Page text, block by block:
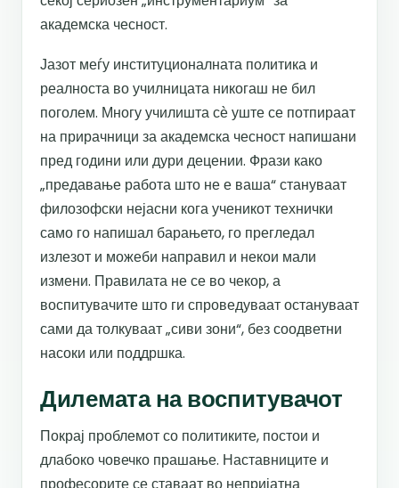
академска чесност.
Јазот меѓу институционалната политика и
реалноста во училницата никогаш не бил
поголем. Многу училишта сѐ уште се потпираат
на прирачници за академска чесност напишани
пред години или дури децении. Фрази како
„предавање работа што не е ваша“ стануваат
филозофски нејасни кога ученикот технички
само го напишал барањето, го прегледал
излезот и можеби направил и некои мали
измени. Правилата не се во чекор, а
воспитувачите што ги спроведуваат остануваат
сами да толкуваат „сиви зони“, без соодветни
насоки или поддршка.
Дилемата на воспитувачот
Покрај проблемот со политиките, постои и
длабоко човечко прашање. Наставниците и